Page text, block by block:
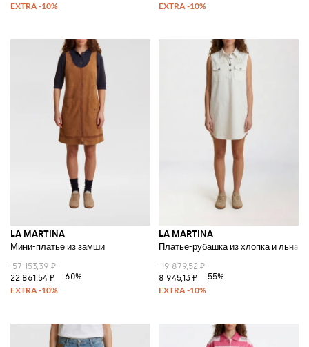
LA MARTINA
Мини-платье из замши
57 153,39 ₽
22 861,54 ₽
-60%
LA MARTINA
Платье-рубашка из хлопка и льна
19 879,52 ₽
8 945,13 ₽
-55%